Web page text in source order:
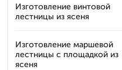
Изготовление винтовой
лестницы из ясеня
Изготовление маршевой
лестницы с площадкой из
ясеня